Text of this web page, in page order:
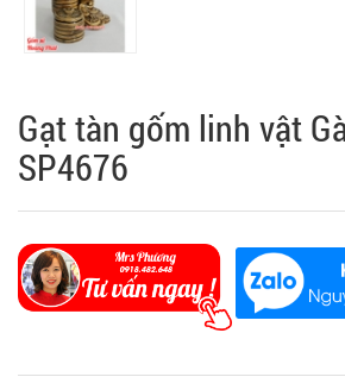
Gạt tàn gốm linh vật
SP4676